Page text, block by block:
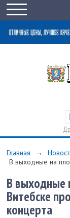
Главная →
В выходные на
В выходные
Витебске
концерта